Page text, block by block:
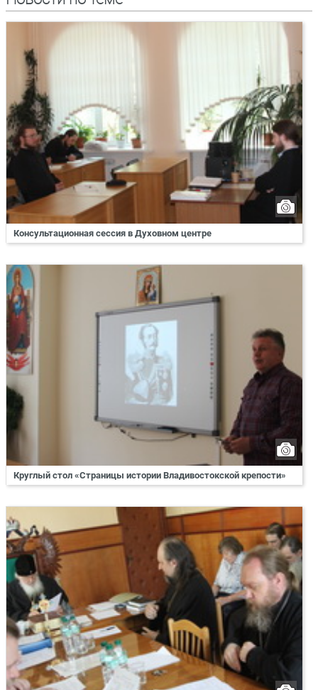
Консультационная сессия в Духовном центре
Круглый стол «Страницы истории Владивостокской крепости»